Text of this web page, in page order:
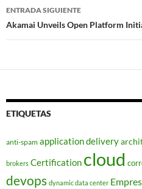
ENTRADA SIGUIENTE
Akamai Unveils Open Platform
ETIQUETAS
anti-spam application delivery
brokers Certification cloud
devops dynamic data center